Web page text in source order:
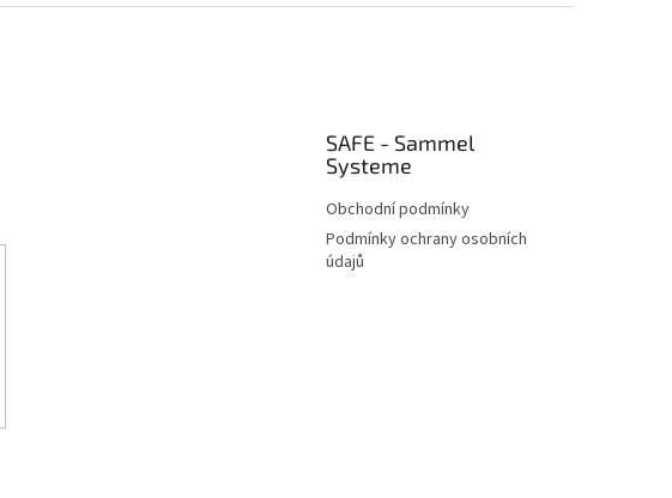
SAFE - Sammel
Systeme
Obchodní podmínky
Podmínky ochrany osobních
údajů